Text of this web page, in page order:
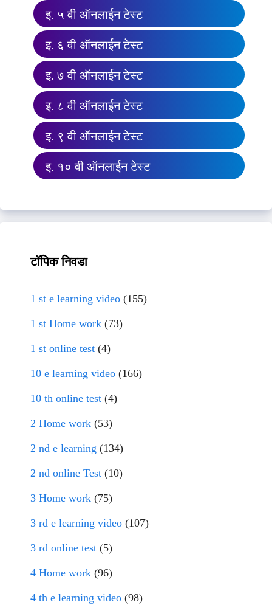
इ. ५ वी ऑनलाईन टेस्ट
इ. ६ वी ऑनलाईन टेस्ट
इ. ७ वी ऑनलाईन टेस्ट
इ. ८ वी ऑनलाईन टेस्ट
इ. ९ वी ऑनलाईन टेस्ट
इ. १० वी ऑनलाईन टेस्ट
टॉपिक निवडा
1 st e learning video (155)
1 st Home work (73)
1 st online test (4)
10 e learning video (166)
10 th online test (4)
2 Home work (53)
2 nd e learning (134)
2 nd online Test (10)
3 Home work (75)
3 rd e learning video (107)
3 rd online test (5)
4 Home work (96)
4 th e learning video (98)